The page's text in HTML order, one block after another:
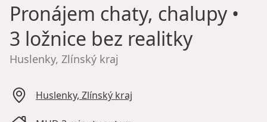
Pronájem chaty, chalupy•
3 ložnice bez realitky
Huslenky, Zlínský kraj
Huslenky, Zlínský kraj